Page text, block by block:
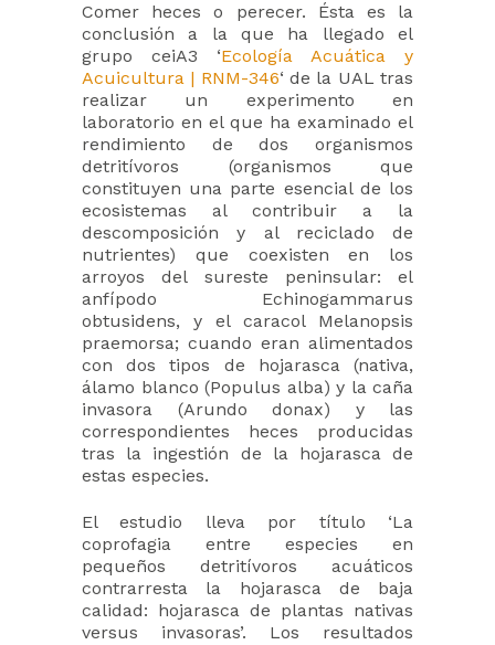
Comer heces o perecer. Ésta es la
conclusión a la que ha llegado el
grupo ceiA3 ‘Ecología Acuática y
Acuicultura | RNM-346‘ de la UAL tras
realizar un experimento en
laboratorio en el que ha examinado el
rendimiento de dos organismos
detritívoros (organismos que
constituyen una parte esencial de los
ecosistemas al contribuir a la
descomposición y al reciclado de
nutrientes) que coexisten en los
arroyos del sureste peninsular: el
anfípodo Echinogammarus
obtusidens, y el caracol Melanopsis
praemorsa; cuando eran alimentados
con dos tipos de hojarasca (nativa,
álamo blanco (Populus alba) y la caña
invasora (Arundo donax) y las
correspondientes heces producidas
tras la ingestión de la hojarasca de
estas especies.
El estudio lleva por título ‘La
coprofagia entre especies en
pequeños detritívoros acuáticos
contrarresta la hojarasca de baja
calidad: hojarasca de plantas nativas
versus invasoras’. Los resultados